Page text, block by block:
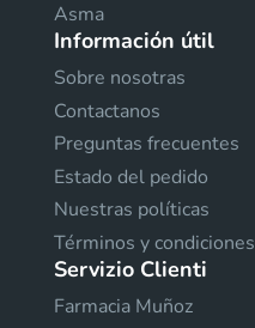
Asma
Información útil
Sobre nosotras
Contactanos
Preguntas frecuentes
Estado del pedido
Nuestras políticas
Términos y condiciones
Servizio Clienti
Farmacia Muñoz